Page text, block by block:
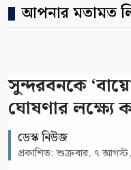
আপনার মতামত
সুন্দরবনকে
ঘোষণার লক্ষ্যে
ডেস্ক নিউজ
প্রকাশিত: শুক্রবার, ৭